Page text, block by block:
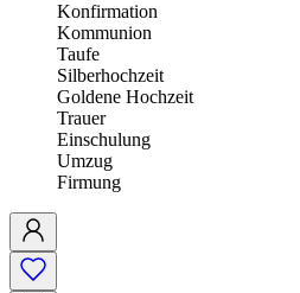
Konfirmation
Kommunion
Taufe
Silberhochzeit
Goldene Hochzeit
Trauer
Einschulung
Umzug
Firmung